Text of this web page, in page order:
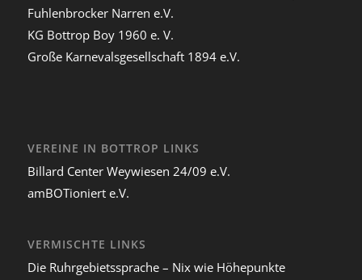
Fuhlenbrocker Narren e.V.
KG Bottrop Boy 1960 e. V.
Große Karnevalsgesellschaft 1894 e.V.
VEREINE IN BOTTROP LINKS
Billard Center Weywiesen 24/09 e.V.
amBOTioniert e.V.
VERMISCHTE LINKS
Die Ruhrgebietssprache – Nix wie Höhepunkte